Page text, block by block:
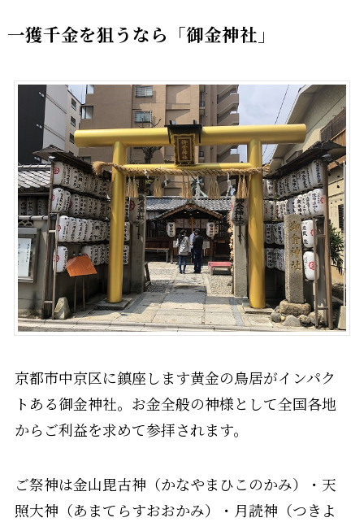
一獲千金を狙うなら「御金神社」
京都市中京区に鎮座します黄金の鳥居がインパク
トある御金神社。お金全般の神様として全国各地
からご利益を求めて参拝されます。
ご祭神は金山毘古神（かなやまひこのかみ）・天
照大神（あまてらすおおかみ）・月読神（つきよ